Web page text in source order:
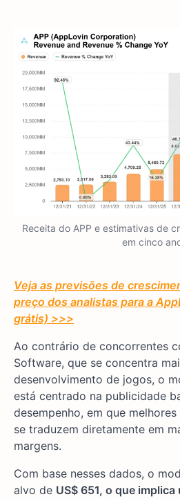
Receita do APP e estimativas de
em cinco
Veja as previsões de
preço dos analistas para a
grátis) >>>
Ao contrário de concorrentes
Software, que se concentra
desenvolvimento de jogos, o
está centrado na publicidade
desempenho, em que
se traduzem diretamente em
margens.
Com base nesses dados, o
alvo de US$ 651, o que